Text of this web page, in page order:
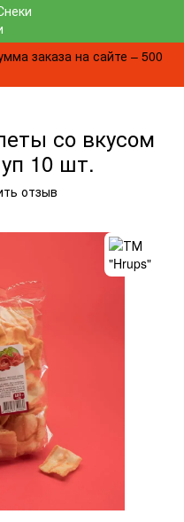
заказа на сайте – 500
со вкусом
10 шт.
отзыв